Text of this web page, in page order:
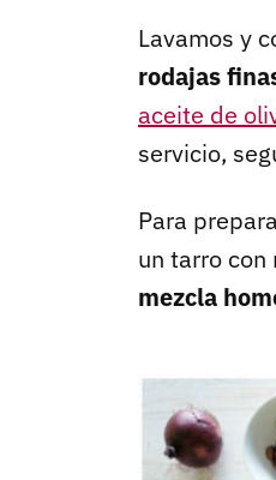
Lavamos y
rodajas
aceite de
servicio,
Para
un tarro con
mezcla